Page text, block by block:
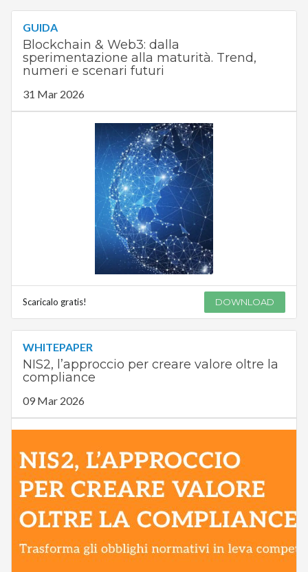
GUIDA
Blockchain & Web3: dalla
sperimentazione alla maturità. Trend,
numeri e scenari futuri
31 Mar 2026
Scaricalo gratis! DOWNLOAD
WHITEPAPER
NIS2, l’approccio per creare valore oltre la
compliance
09 Mar 2026